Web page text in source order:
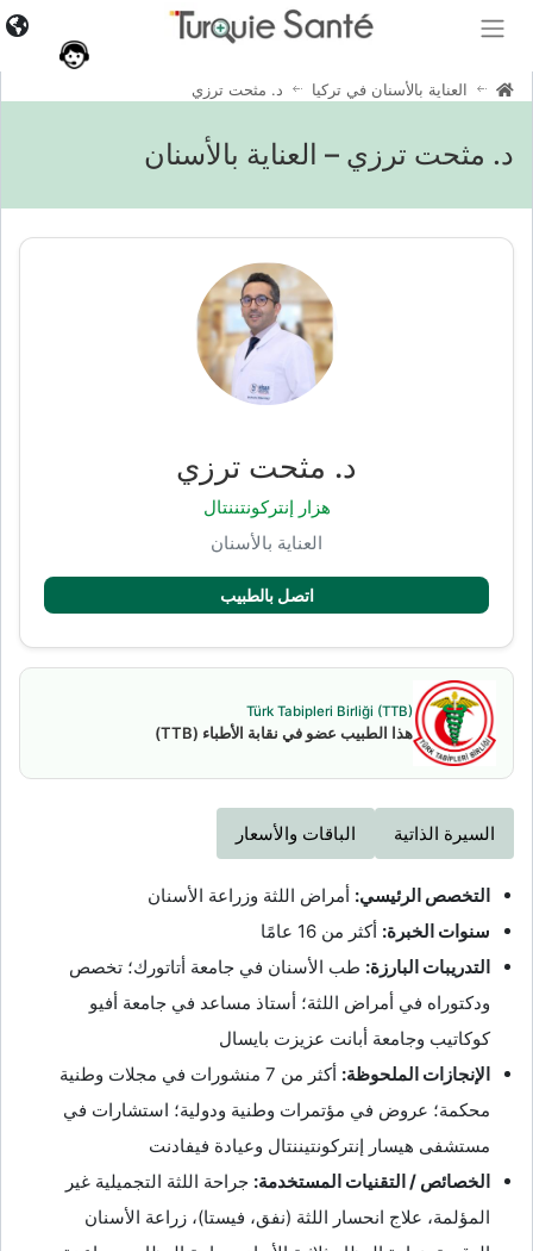
العناية بالأسنان في تركيا د. مثحت ترزي
د. مثحت ترزي – العناية بالأسنان
د. مثحت ترزي
هزار إنتركونتننتال
العناية بالأسنان
اتصل بالطبيب
Türk Tabipleri Birliği (TTB)
هذا الطبيب عضو في نقابة الأطباء (TTB)
السيرة الذاتية الباقات والأسعار
التخصص الرئيسي: أمراض اللثة وزراعة الأسنان
سنوات الخبرة: أكثر من 16 عامًا
التدريبات البارزة: طب الأسنان في جامعة أتاتورك؛ تخصص
ودكتوراه في أمراض اللثة؛ أستاذ مساعد في جامعة أفيو
كوكاتيب وجامعة أبانت عزيزت بايسال
الإنجازات الملحوظة:
أكثر من 7 منشورات في مجلات وطنية
محكمة؛ عروض في مؤتمرات وطنية ودولية؛ استشارات في
مستشفى هيسار إنتركونتيننتال وعيادة فيفادنت
الخصائص / التقنيات المستخدمة: جراحة اللثة التجميلية غير
المؤلمة، علاج انحسار اللثة (نفق، فيستا)، زراعة الأسنان